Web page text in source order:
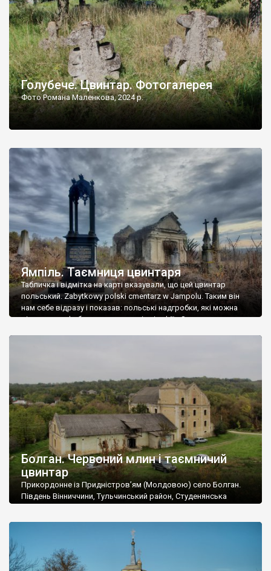
Голубече. Цвинтар. Фотогалерея
Фото Романа Маленкова, 2024 р.
Ямпіль. Таємниця цвинтаря
Табличка і відмітка на карті вказували, що цей цвинтар
польський. Zabytkowy polski cmentarz w Jampolu. Таким він
нам себе відразу і показав: польські надгробки, які можна
віднести до фабричних, польські епітафії… Загалом цвинтар
Болган. Червоний млин і таємничий
цвинтар
Прикордонне із Придністров’ям (Молдовою) село Болган.
Південь Вінниччини, Тульчинський район, Студенянська
старовинний цвинтар із кам’яними хрестами. Всі епітафії, які
збереглися, написані кирилицею, церковнослов’янською
мовою. За всіма традиційними ознаками – цвинтар
український. Хрести датуються 19 століттям. У 1924-1940